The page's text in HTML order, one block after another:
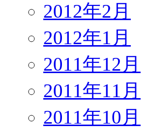
2012年2月
2012年1月
2011年12月
2011年11月
2011年10月